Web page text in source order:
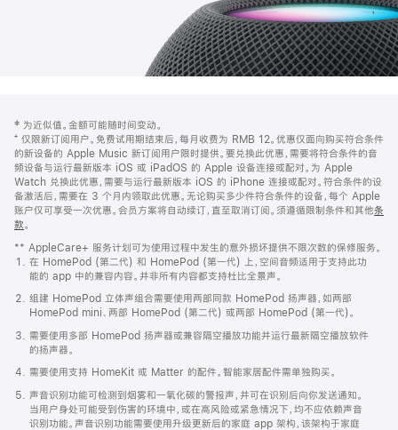
页
页
脚
注
‡ 为近似值。金额可能随时间变动。
⁺ 仅限新订阅用户。免费试用期结束后，每月收费为 RMB 12。优惠仅面向购买符合条件
的新设备的 Apple Music 新订阅用户限时提供。要兑换此优惠，需要将符合条件的音
频设备与运行最新版本 iOS 或 iPadOS 的 Apple 设备连接或配对。为 Apple
Watch 兑换此优惠，需要与运行最新版本 iOS 的 iPhone 连接或配对。符合条件的设
备激活后，需要在 3 个月内领取此优惠。无论购买多少件符合条件的设备，每个 Apple
账户仅可享受一次优惠。会员方案将自动续订，直至取消订阅。须遵循限制条件和其他条
款。
窗
口
中
打
开)
** AppleCare+ 服务计划可为使用过程中发生的意外损坏提供不限次数的保修服务。
在 HomePod (第二代) 和 HomePod (第一代) 上，空间音频适用于支持此功
能的 app 中的兼容内容。并非所有内容都支持杜比全景声。
组建 HomePod 立体声组合需要使用两部同款 HomePod 扬声器，如两部
HomePod mini、两部 HomePod (第二代) 或两部 HomePod (第一代)。
需要使用多部 HomePod 扬声器或兼容隔空播放功能并运行最新隔空播放软件
的扬声器。
需要使用支持 HomeKit 或 Matter 的配件。智能家居配件需单独购买。
声音识别功能可检测到烟雾和一氧化碳的警报声，并可在识别后向你发送通知。
当用户身处可能受到伤害的环境中，或在高风险或紧急情况下，均不应依赖声音
识别功能。声音识别功能需要使用升级更新后的家庭 app 架构，该架构于家庭